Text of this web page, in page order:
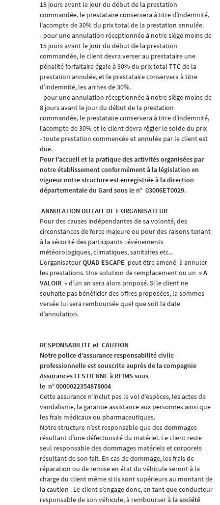
18 jours avant le jour du début de la prestation
commandée, le prestataire conservera à titre d’indemnité,
l’acompte de 30% du prix total de la prestation annulée.
- pour une annulation réceptionnée à notre siège moins de
15 jours avant le jour du début de la prestation
commandée, le client devra verser au prestataire une
pénalité forfaitaire égale à 30% du prix total TTC de la
prestation annulée, et le prestataire conservera à titre
d’indemnité, les arrhes de 30%.
- pour une annulation réceptionnée à notre siège moins de
8 jours avant le jour du début de la prestation
commandée, le prestataire conservera à titre d’indemnité,
l’acompte de 30% et le client devra régler le solde du prix
- toute prestation commencée et annulée par le client est
due.
Pour l’accueil et la pratique des activités organisées par
notre établissement conformément à la législation en
vigueur notre structure est enregistrée à la direction
départementale du Gard sous le n°03006ET0029.
ANNULATION DU FAIT DE L’ORGANISATEUR
Pour des causes indépendantes de sa volonté, des
circonstances de force majeure ou pour des raisons tenant
à la sécurité des participants : événements
météorologiques, climatiques, sanitaires etc...
L’organisateurQUAD ESCAPE peut être amené à annuler
les prestations. Une solution de remplacement ou un » A
VALOIR » d’un an sera alors proposé. Si le client ne
souhaite pas bénéficier des offres proposées, la sommes
versée lui sera remboursée quel que soit la date
d’annulation.
RESPONSABILITE et CAUTION
Notre police d’assurance responsabilité civile
professionnelle est souscrite auprès de la compagnie
Assurances LESTIENNE à REIMS sous
le n° 0000022354878004
Cette assurance n’inclut pas le vol d’espèces, les actes de
vandalisme, la garantie assistance aux personnes ainsi que
les frais médicaux ou pharmaceutiques.
Notre structure n’est responsable que des dommages
résultant d’une défectuosité du matériel. Le client reste
seul responsable des dommages matériels et corporels
résultant de son fait. En cas de dommage, les frais de
réparation ou de remise en état du véhicule seront à la
charge du client même si ils sont supérieurs au montant de
la caution . Le client s’engage donc, en tant que conducteur
responsable de son véhicule, à rembourser à la société